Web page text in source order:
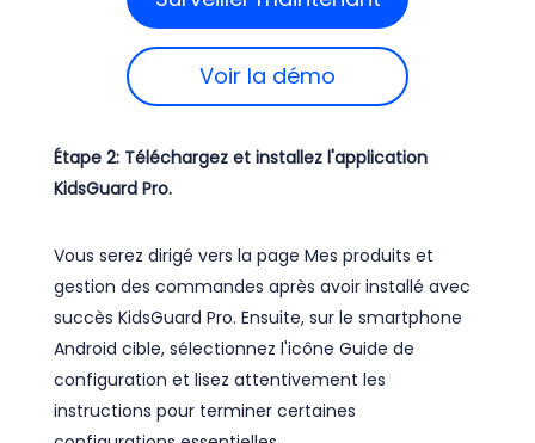
Voir la démo
Étape 2: Téléchargez et installez l'application
KidsGuard Pro.
Vous serez dirigé vers la page Mes produits et
gestion des commandes après avoir installé avec
succès KidsGuard Pro. Ensuite, sur le smartphone
Android cible, sélectionnez l'icône Guide de
configuration et lisez attentivement les
instructions pour terminer certaines